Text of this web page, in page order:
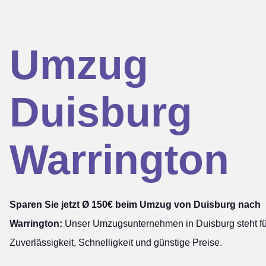
Umzug
Duisburg
Warrington
Sparen Sie jetzt Ø 150€ beim Umzug von Duisburg nach
Warrington: Unser Umzugsunternehmen in Duisburg steht
Zuverlässigkeit, Schnelligkeit und günstige Preise.